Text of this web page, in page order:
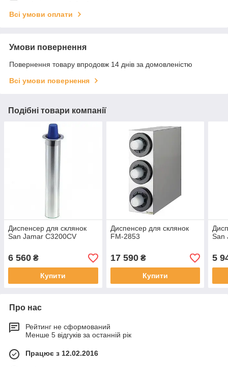
Всі умови оплати
Умови повернення
Повернення товару впродовж 14 днів за домовленістю
Всі умови повернення
Подібні товари компанії
Диспенсер для склянок
San Jamar C3200CV
6 560 ₴
Купити
Диспенсер для склянок
FM-2853
17 590₴
Купити
San
5
Про нас
Рейтинг не сформований
Менше 5 відгуків за останній рік
Працює з 12.02.2016